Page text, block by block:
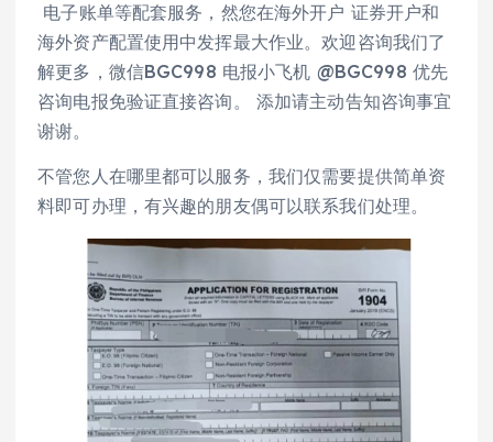
电子账单等配套服务，然您在海外开户 证券开户和
海外资产配置使用中发挥最大作业。欢迎咨询我们了
解更多，微信BGC998 电报小飞机 @BGC998 优先
咨询电报免验证直接咨询。 添加请主动告知咨询事宜
谢谢。
不管您人在哪里都可以服务，我们仅需要提供简单资
料即可办理，有兴趣的朋友偶可以联系我们处理。